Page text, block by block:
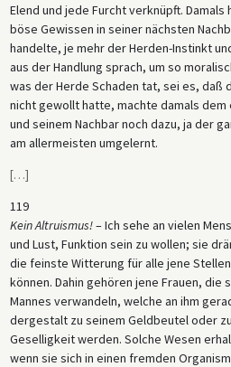
Elend und jede Furcht verknüpft.
böse Gewissen in seiner nächsten
handelte, je mehr der Herden-Instinkt
aus der Handlung sprach, um so
was der Herde Schaden tat, sei es,
nicht gewollt hatte, machte damals dem
und seinem Nachbar noch dazu, ja der
am allermeisten umgelernt.
[…]
119
Kein Altruismus!– Ich sehe an vielen
und Lust, Funktion sein zu wollen; sie
die feinste Witterung für alle jene
können. Dahin gehören jene Frauen, die
Mannes verwandeln, welche an ihm
dergestalt zu seinem Geldbeutel oder
Geselligkeit werden. Solche Wesen
wenn sie sich in einen fremden